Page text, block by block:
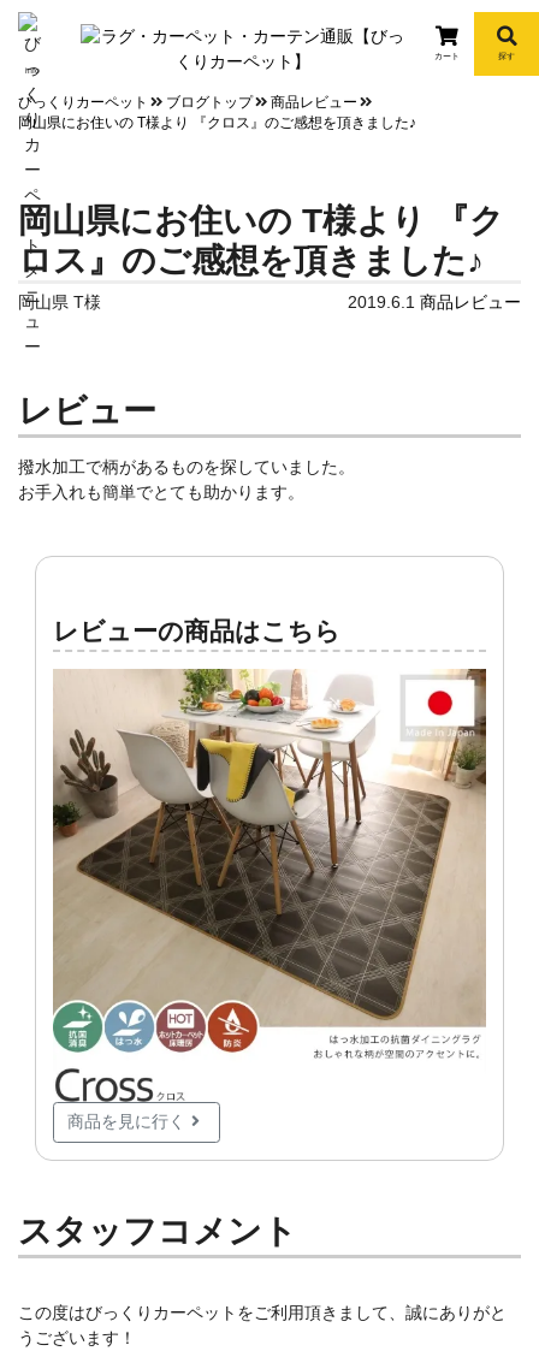
info
カート 探す
びっくりカーペット ブログトップ
商品レビュー
岡山県にお住いの T様より 『クロス』のご感想を頂きました♪
岡山県にお住いの T様より 『ク
ロス』のご感想を頂きました♪
岡山県 T様 2019.6.1 商品レビュー
レビュー
撥水加工で柄があるものを探していました。
お手入れも簡単でとても助かります。
レビューの商品はこちら
商品を見に行く
スタッフコメント
この度はびっくりカーペットをご利用頂きまして、誠にありがと
うございます！